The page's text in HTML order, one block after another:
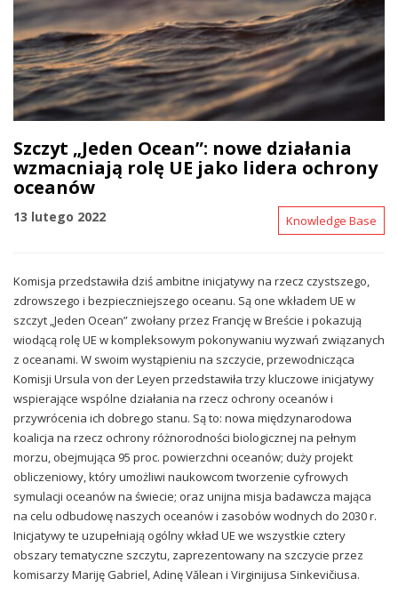
Szczyt „Jeden Ocean”: nowe działania
wzmacniają rolę UE jako lidera ochrony
oceanów
13 lutego 2022 Knowledge Base
Komisja przedstawiła dziś ambitne inicjatywy na rzecz czystszego,
zdrowszego i bezpieczniejszego oceanu. Są one wkładem UE w
szczyt „Jeden Ocean” zwołany przez Francję w Breście i pokazują
wiodącą rolę UE w kompleksowym pokonywaniu wyzwań związanych
z oceanami. W swoim wystąpieniu na szczycie, przewodnicząca
Komisji Ursula von der Leyen przedstawiła trzy kluczowe inicjatywy
wspierające wspólne działania na rzecz ochrony oceanów i
przywrócenia ich dobrego stanu. Są to: nowa międzynarodowa
koalicja na rzecz ochrony różnorodności biologicznej na pełnym
morzu, obejmująca 95 proc. powierzchni oceanów; duży projekt
obliczeniowy, który umożliwi naukowcom tworzenie cyfrowych
symulacji oceanów na świecie; oraz unijna misja badawcza mająca
na celu odbudowę naszych oceanów i zasobów wodnych do 2030 r.
Inicjatywy te uzupełniają ogólny wkład UE we wszystkie cztery
obszary tematyczne szczytu, zaprezentowany na szczycie przez
komisarzy Mariję Gabriel, Adinę Vălean i Virginijusa Sinkevičiusa.